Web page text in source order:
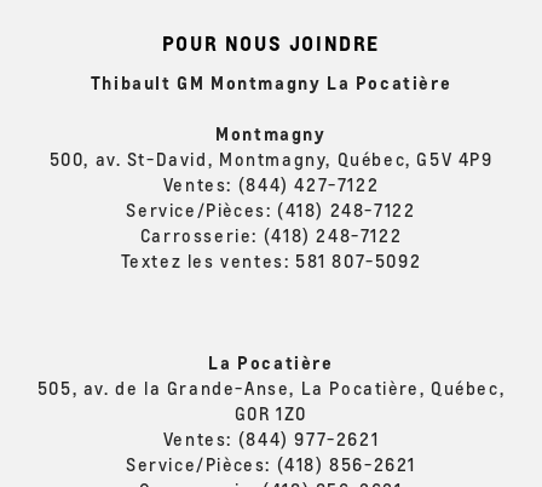
POUR NOUS JOINDRE
Thibault GM Montmagny La Pocatière
Montmagny
500, av. St-David, Montmagny, Québec, G5V 4P9
Ventes: (844) 427-7122
Service/Pièces: (418) 248-7122
Carrosserie: (418) 248-7122
Textez les ventes: 581 807-5092
La Pocatière
505, av. de la Grande-Anse, La Pocatière, Québec,
G0R 1Z0
Ventes: (844) 977-2621
Service/Pièces: (418) 856-2621